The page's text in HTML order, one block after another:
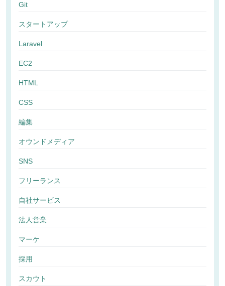
Git
スタートアップ
Laravel
EC2
HTML
CSS
編集
オウンドメディア
SNS
フリーランス
自社サービス
法人営業
マーケ
採用
スカウト